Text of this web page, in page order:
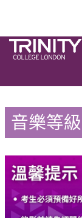
音樂等